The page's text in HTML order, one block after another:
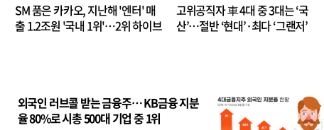
SM 품은 카카오, 지난해 '엔터' 매
출 1.2조원 '국내 1위'…2위 하이브
고위공직자 車 4대 중 3대는 ‘국
산’…절반 ‘현대’·최다 ‘그랜저’
외국인 러브콜 받는 금융주… KB금융 지분
율 80%로 시총 500대 기업 중 1위